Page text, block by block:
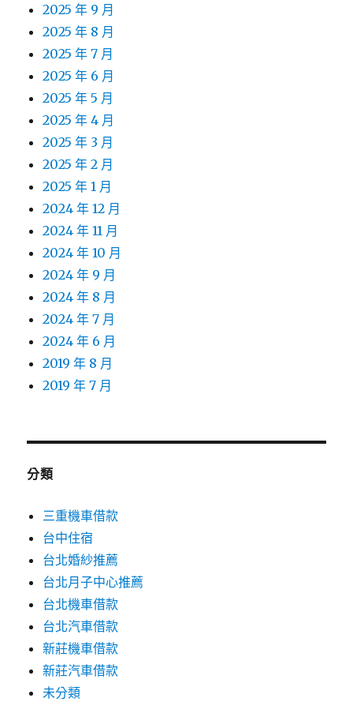
2025 年 9 月
2025 年 8 月
2025 年 7 月
2025 年 6 月
2025 年 5 月
2025 年 4 月
2025 年 3 月
2025 年 2 月
2025 年 1 月
2024 年 12 月
2024 年 11 月
2024 年 10 月
2024 年 9 月
2024 年 8 月
2024 年 7 月
2024 年 6 月
2019 年 8 月
2019 年 7 月
分類
三重機車借款
台中住宿
台北婚紗推薦
台北月子中心推薦
台北機車借款
台北汽車借款
新莊機車借款
新莊汽車借款
未分類